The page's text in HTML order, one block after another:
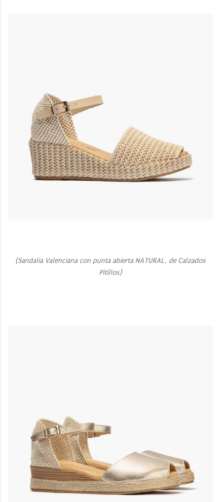
(Sandalia Valenciana con punta abierta NATURAL, de Calzados
Pitillos)